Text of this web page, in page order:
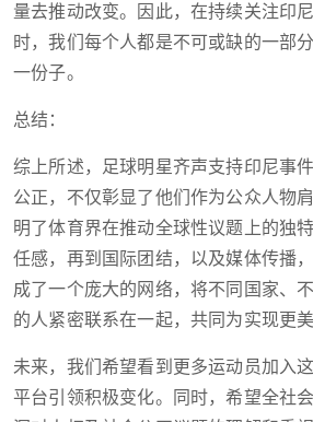
量去推动改变。因此，在持续关注印
时，我们每个人都是不可或缺的一部
一份子。
总结：
综上所述，足球明星齐声支持印尼事
公正，不仅彰显了他们作为公众人物
明了体育界在推动全球性议题上的独
任感，再到国际团结，以及媒体传播
成了一个庞大的网络，将不同国家、
的人紧密联系在一起，共同为实现更
未来，我们希望看到更多运动员加入
平台引领积极变化。同时，希望全社